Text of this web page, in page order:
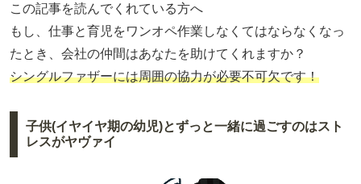
この記事を読んでくれている方へ
もし、仕事と育児をワンオペ作業しなくてはならなくなっ
たとき、会社の仲間はあなたを助けてくれますか？
シングルファザーには周囲の協力が必要不可欠です！
子供(イヤイヤ期の幼児)とずっと一緒に過ごすのはスト
レスがヤヴァイ